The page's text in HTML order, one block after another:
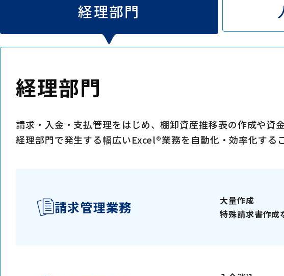
経理部門
経理部門
請求・入金・支払管理をはじめ、棚卸資産推移表の作成や資
経理部門で発生する幅広いExcel®業務を自動化・効率化する
請求管理業務
大量作成
特殊請求書作成